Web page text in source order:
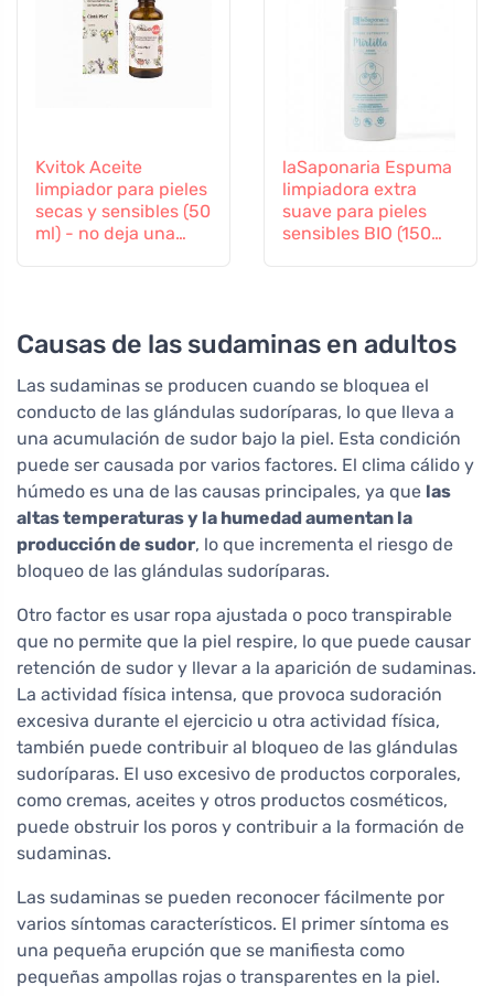
Kvitok Aceite
limpiador para pieles
secas y sensibles (50
ml) - no deja una
laSaponaria Espuma
limpiadora extra
suave para pieles
sensibles BIO (150
Causas de las sudaminas en adultos
Las sudaminas se producen cuando se bloquea el
conducto de las glándulas sudoríparas, lo que lleva a
una acumulación de sudor bajo la piel. Esta condición
puede ser causada por varios factores. El clima cálido y
húmedo es una de las causas principales, ya que las
altas temperaturas y la humedad aumentan la
producción de sudor, lo que incrementa el riesgo de
bloqueo de las glándulas sudoríparas.
Otro factor es usar ropa ajustada o poco transpirable
que no permite que la piel respire, lo que puede causar
retención de sudor y llevar a la aparición de sudaminas.
La actividad física intensa, que provoca sudoración
excesiva durante el ejercicio u otra actividad física,
también puede contribuir al bloqueo de las glándulas
sudoríparas. El uso excesivo de productos corporales,
como cremas, aceites y otros productos cosméticos,
puede obstruir los poros y contribuir a la formación de
sudaminas.
Las sudaminas se pueden reconocer fácilmente por
varios síntomas característicos. El primer síntoma es
una pequeña erupción que se manifiesta como
pequeñas ampollas rojas o transparentes en la piel.